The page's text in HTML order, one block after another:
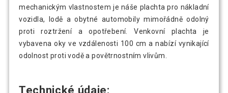
mechanickým vlastnostem je náše plachta pro nákladní
vozidla, lodě a obytné automobily mimořádně odolný
proti roztržení a opotřebení. Venkovní plachta je
vybavena oky ve vzdálenosti 100 cm a nabízí vynikající
odolnost proti vodě a povětrnostním vlivům.
Technické údaje: